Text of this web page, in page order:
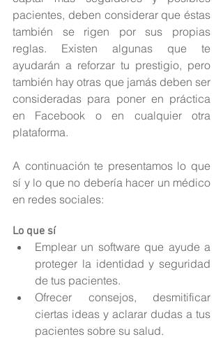
pacientes, deben considerar que éstas
también se rigen por sus propias
reglas. Existen algunas que te
ayudarán a reforzar tu prestigio, pero
también hay otras que jamás deben ser
consideradas para poner en práctica
en Facebook o en cualquier otra
plataforma.
A continuación te presentamos lo que
sí y lo que no debería hacer un médico
en redes sociales:
Lo que sí
Emplear un software que ayude a
proteger la identidad y seguridad
de tus pacientes.
Ofrecer consejos, desmitificar
ciertas ideas y aclarar dudas a tus
pacientes sobre su salud.